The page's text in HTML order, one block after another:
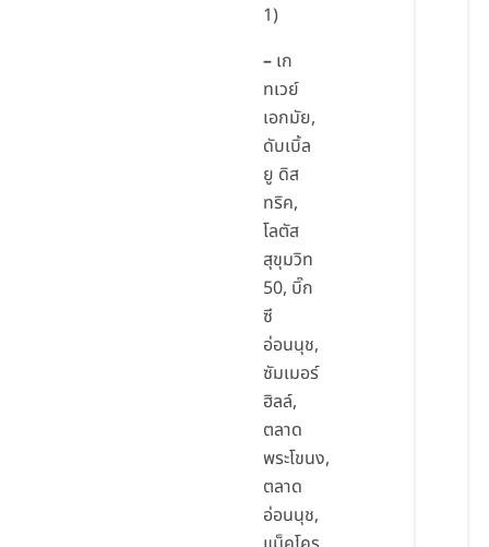
1)
– เก
ทเวย์
เอกมัย,
ดับเบิ้ล
ยู ดิส
ทริค,
โลตัส
สุขุมวิท
50, บิ๊ก
ซี
อ่อนนุช,
ซัมเมอร์
ฮิลล์,
ตลาด
พระโขนง,
ตลาด
อ่อนนุช,